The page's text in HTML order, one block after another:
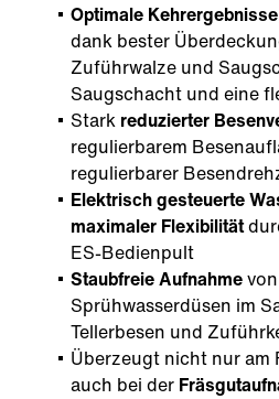
Optimale Kehrergebnisse
dank bester
Zuführwalze und
Saugschacht und eine
Stark reduzierter
regulierbarem
regulierbarer
Elektrisch gesteuerte
maximaler Flexibilität
ES-Bedienpult
Staubfreie Aufnahme
Sprühwasserdüsen im
Tellerbesen und
Überzeugt nicht nur am
auch bei der